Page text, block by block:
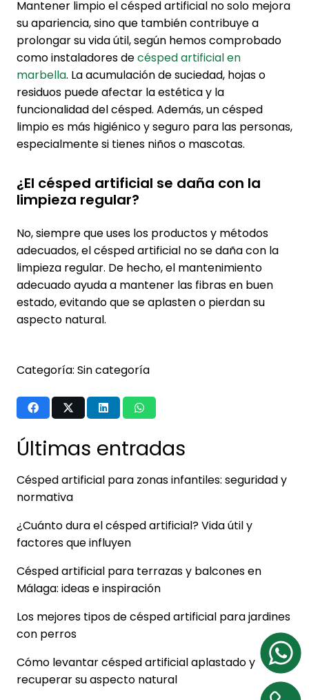
Mantener limpio el césped artificial no solo mejora
su apariencia, sino que también contribuye a
prolongar su vida útil, según hemos comprobado
como instaladores decésped artificial en
marbella. La acumulación de suciedad, hojas o
residuos puede afectar la estética y la
funcionalidad del césped. Además, un césped
limpio es más higiénico y seguro para las personas,
especialmente si tienes niños o mascotas.
¿El césped artificial se daña con la
limpieza regular?
No, siempre que uses los productos y métodos
adecuados, el césped artificial no se daña con la
limpieza regular. De hecho, el mantenimiento
adecuado ayuda a mantener las fibras en buen
estado, evitando que se aplasten o pierdan su
aspecto natural.
Categoría: Sin categoría
Últimas entradas
Césped artificial para zonas infantiles: seguridad y
normativa
¿Cuánto dura el césped artificial? Vida útil y
factores que influyen
Césped artificial para terrazas y balcones en
Málaga: ideas e inspiración
Los mejores tipos de césped artificial para jardines
con perros
Cómo levantar césped artificial aplastado y
recuperar su aspecto natural